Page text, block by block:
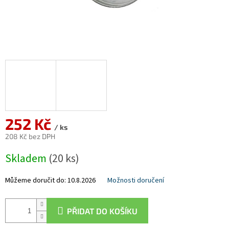
252 Kč / ks
208 Kč bez DPH
cena:
Skladem (20 ks)
Můžeme doručit do: 10.8.2026 Možnosti doručení
PŘIDAT DO KOŠÍKU